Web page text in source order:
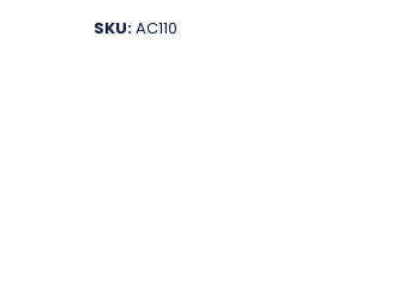
SKU:AC110